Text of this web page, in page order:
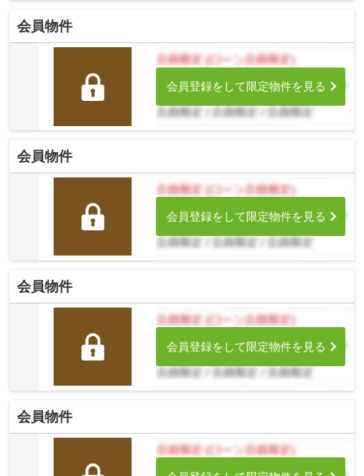
会員物件
会員登録をして限定物件を見る
会員物件
会員登録をして限定物件を見る
会員物件
会員登録をして限定物件を見る
会員物件